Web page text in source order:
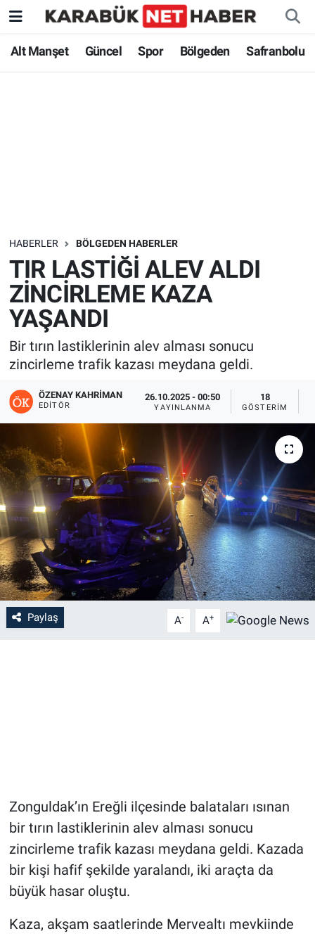
Alt Manşet Güncel Spor Bölgeden Safranbolu
HABERLER BÖLGEDEN HABERLER
TIR LASTİĞİ ALEV ALDI
ZİNCİRLEME KAZA
YAŞANDI
Bir tırın lastiklerinin alev alması sonucu
zincirleme trafik kazası meydana geldi.
ÖZENAY KAHRIMAN
EDITÖR
26.10.2025 - 00:50
YAYINLANMA
18
GÖSTERIM
Paylaş A- A+
Zonguldak’ın Ereğli ilçesinde balataları ısınan
bir tırın lastiklerinin alev alması sonucu
zincirleme trafik kazası meydana geldi. Kazada
bir kişi hafif şekilde yaralandı, iki araçta da
büyük hasar oluştu.
Kaza, akşam saatlerinde Mervealtı mevkiinde